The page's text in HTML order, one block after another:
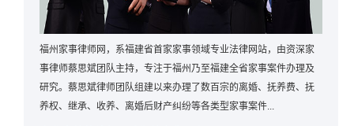
福州家事律师网，系福建省首家家事领域专业法律网站，由资深家
事律师蔡思斌团队主持，专注于福州乃至福建全省家事案件办理及
研究。蔡思斌律师团队组建以来办理了数百宗的离婚、抚养费、抚
养权、继承、收养、离婚后财产纠纷等各类型家事案件...